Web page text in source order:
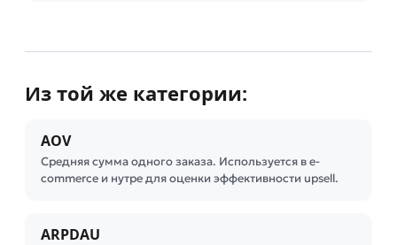
Из той же категории:
AOV
Средняя сумма одного заказа. Используется в e-
commerce и нутре для оценки эффективности upsell.
ARPDAU